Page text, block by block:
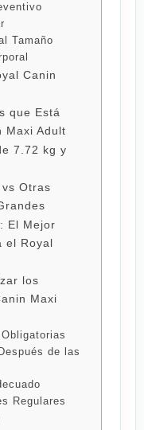
Tamaño
Canin
que Está
Maxi Adult
7.72 kg y
Otras
El Mejor
el Royal
los
Maxi
de las
Regulares